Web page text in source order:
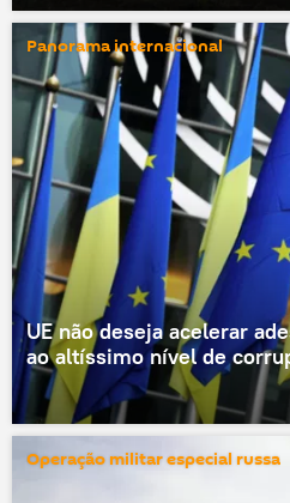
Panorama internacional
UE não deseja acelerar
ao altíssimo nível de
Operação militar especial russa